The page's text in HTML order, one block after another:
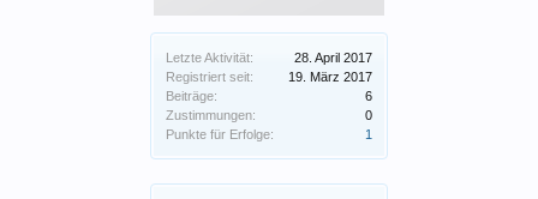
Letzte Aktivität:
28. April 2017
Registriert seit:
19. März 2017
Beiträge:
6
Zustimmungen:
0
Punkte für Erfolge:
1